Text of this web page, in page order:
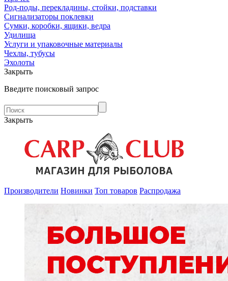
Род-поды, перекладины, стойки, подставки
Сигнализаторы поклевки
Сумки, коробки, ящики, ведра
Удилища
Услуги и упаковочные материалы
Чехлы, тубусы
Эхолоты
Закрыть
Введите поисковый запрос
Закрыть
Производители Новинки Топ товаров Распродажа